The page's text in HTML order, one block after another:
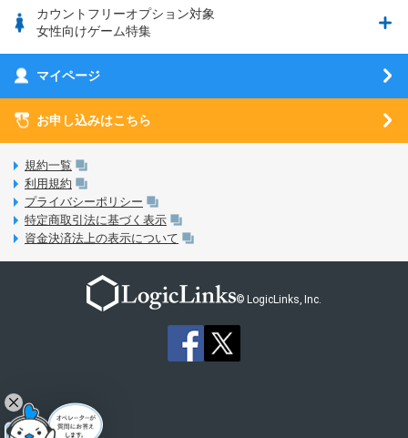
フィルタリングアプリ
5G回線オプションについて
LINE年齢認証について
LinksStoreについて
ウマスクについて
動作確認済み端末一覧
eSIMの初期設定方法
MVNOのギモンを解消！
3Dセキュアについて
未成年者の方のご契約
通信制限について
動作確認済み端末一覧
ご意見・ご要望
はじめてガイド
SIMサービスについて
SIMロック解除ガイド
LinksMateのサービスについて
LPについて
おすすめプラン
お申し込み方法
カウントフリーオプション対象
女性向けゲーム特集
刀剣乱舞-ONLINE- Pocket
あんさんぶるスターズ！！Music
マイページ
お申し込みはこちら
規約一覧
利用規約
プライバシーポリシー
特定商取引法に基づく表示
資金決済法上の表示について
© LogicLinks, Inc.